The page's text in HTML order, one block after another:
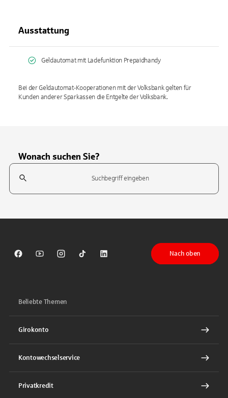
Ausstattung
Geldautomat mit Ladefunktion Prepaidhandy
Bei der Geldautomat-Kooperationen mit der Volksbank gelten für
Kunden anderer Sparkassen die Entgelte der Volksbank.
Wonach suchen Sie?
Suchfeld
Sparkasse auf Facebook
Sparkasse auf Youtube
Sparkasse auf Instagram
Sparkasse auf TikTok
Sparkasse auf LinkedIn
Nach oben
Beliebte Themen
Girokonto
Kontowechselservice
Privatkredit